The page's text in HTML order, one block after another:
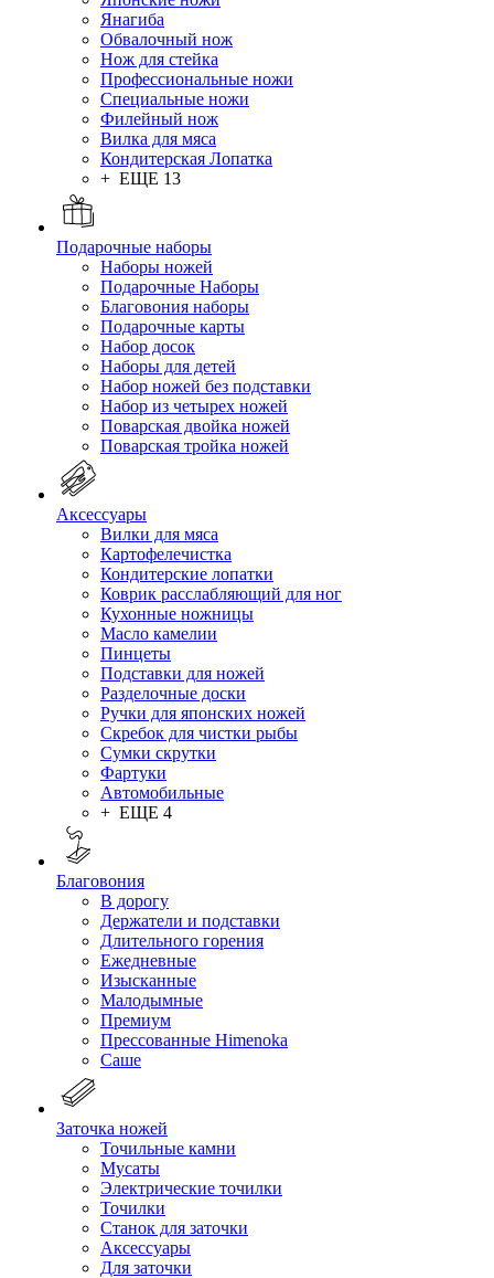
Янагиба
Обвалочный нож
Нож для стейка
Профессиональные ножи
Специальные ножи
Филейный нож
Вилка для мяса
Кондитерская Лопатка
+ ЕЩЕ 13
Подарочные наборы
Наборы ножей
Подарочные Наборы
Благовония наборы
Подарочные карты
Набор досок
Наборы для детей
Набор ножей без подставки
Набор из четырех ножей
Поварская двойка ножей
Поварская тройка ножей
Аксессуары
Вилки для мяса
Картофелечистка
Кондитерские лопатки
Коврик расслабляющий для ног
Кухонные ножницы
Масло камелии
Пинцеты
Подставки для ножей
Разделочные доски
Ручки для японских ножей
Скребок для чистки рыбы
Сумки скрутки
Фартуки
Автомобильные
+ ЕЩЕ 4
Благовония
В дорогу
Держатели и подставки
Длительного горения
Ежедневные
Изысканные
Малодымные
Премиум
Прессованные Himenoka
Саше
Заточка ножей
Точильные камни
Мусаты
Электрические точилки
Точилки
Станок для заточки
Аксессуары
Для заточки